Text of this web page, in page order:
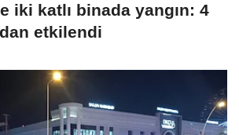
iki katlı binada yangın: 4
etkilendi